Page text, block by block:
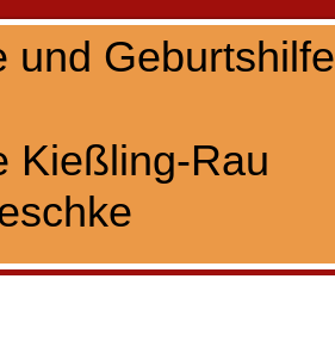
und Geburtshilfe
Kießling-Rau